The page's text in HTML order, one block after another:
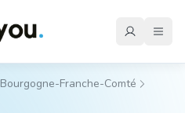
Bourgogne-Franche-Comté